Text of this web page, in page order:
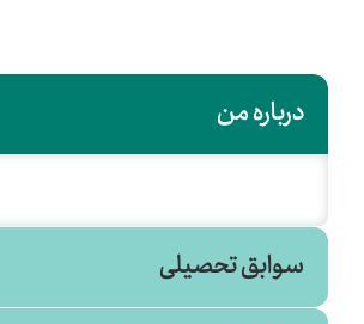
درباره من
سوابق تحصیلی